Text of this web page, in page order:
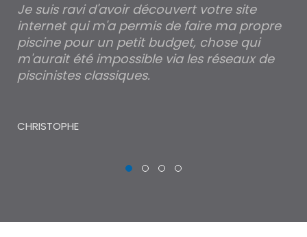
Je suis ravi d'avoir découvert votre site
internet qui m'a permis de faire ma propre
piscine pour un petit budget, chose qui
m'aurait été impossible via les réseaux de
piscinistes classiques.
CHRISTOPHE